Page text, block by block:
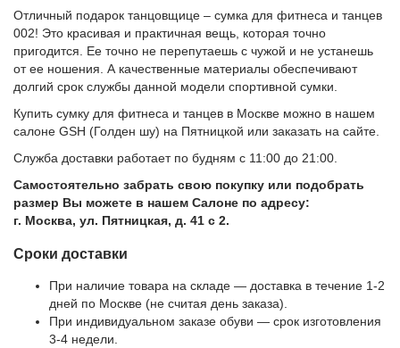
Отличный подарок танцовщице – сумка для фитнеса и танцев
002! Это красивая и практичная вещь, которая точно
пригодится. Ее точно не перепутаешь с чужой и не устанешь
от ее ношения. А качественные материалы обеспечивают
долгий срок службы данной модели спортивной сумки.
Купить сумку для фитнеса и танцев в Москве можно в нашем
салоне GSH (Голден шу) на Пятницкой или заказать на сайте.
Служба доставки работает по будням с 11:00 до 21:00.
Самостоятельно забрать свою покупку или подобрать
размер Вы можете в нашем Салоне по адресу:
г. Москва, ул. Пятницкая, д. 41 с 2.
Сроки доставки
При наличие товара на складе — доставка в течение 1-2
дней по Москве (не считая день заказа).
При индивидуальном заказе обуви — срок изготовления
3-4 недели.